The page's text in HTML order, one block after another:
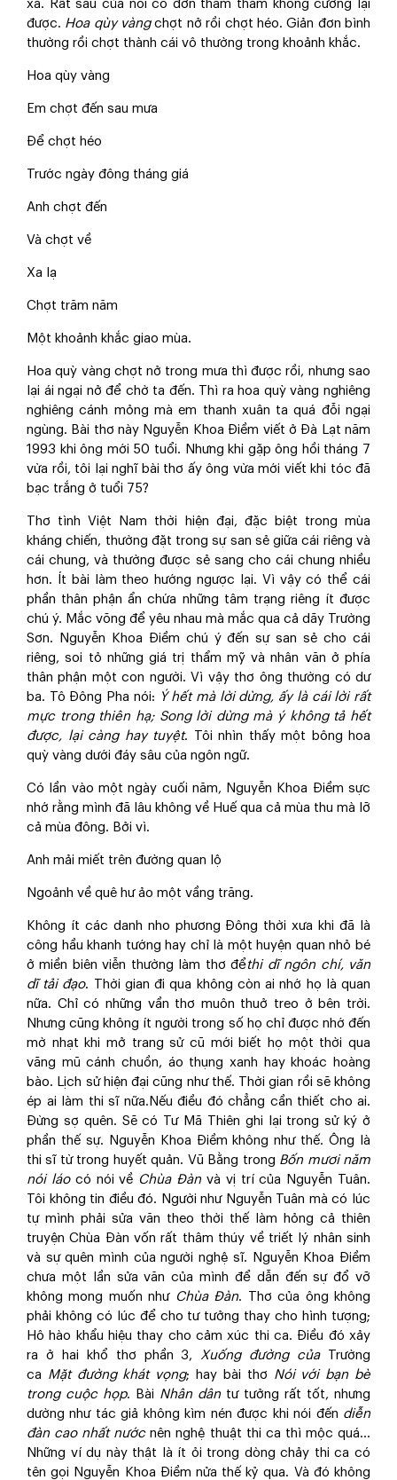
xa. Rất sâu của nỗi cô đơn thăm thẳm không cưỡng lại
được. Hoa qùy vàngchợt nở rồi chợt héo. Giản đơn bình
thường rồi chợt thành cái vô thường trong khoảnh khắc.
Hoa qùy vàng
Em chợt đến sau mưa
Để chợt héo
Trước ngày đông tháng giá
Anh chợt đến
Và chợt về
Xa lạ
Chợt trăm năm
Một khoảnh khắc giao mùa.
Hoa quỳ vàng chợt nở trong mưa thì được rồi, nhưng sao
lại ái ngại nở để chờ ta đến. Thì ra hoa quỳ vàng nghiêng
nghiêng cánh mỏng mà em thanh xuân ta quá đỗi ngại
ngùng. Bài thơ này Nguyễn Khoa Điềm viết ở Đà Lạt năm
1993 khi ông mới 50 tuổi. Nhưng khi gặp ông hồi tháng 7
vừa rồi, tôi lại nghĩ bài thơ ấy ông vừa mới viết khi tóc đã
bạc trắng ở tuổi 75?
Thơ tình Việt Nam thời hiện đại, đặc biệt trong mùa
kháng chiến, thường đặt trong sự san sẻ giữa cái riêng và
cái chung, và thường được sẻ sang cho cái chung nhiều
hơn. Ít bài làm theo hướng ngược lại. Vì vậy có thể cái
phần thân phận ẩn chứa những tâm trạng riêng ít được
chú ý. Mắc võng để yêu nhau mà mắc qua cả dãy Trường
Sơn. Nguyễn Khoa Điềm chú ý đến sự san sẻ cho cái
riêng, soi tỏ những giá trị thẩm mỹ và nhân văn ở phía
thân phận một con người. Vì vậy thơ ông thường có dư
ba. Tô Đông Pha nói: Ý hết mà lời dừng, ấy là cái lời rất
mực trong thiên hạ; Song lời dừng mà ý không tả hết
được, lại càng hay tuyệt. Tôi nhìn thấy một bông hoa
quỳ vàng dưới đáy sâu của ngôn ngữ.
Có lần vào một ngày cuối năm, Nguyễn Khoa Điềm sực
nhớ rằng mình đã lâu không về Huế qua cả mùa thu mà lỡ
cả mùa đông. Bởi vì.
Anh mải miết trên đường quan lộ
Ngoảnh về quê hư ảo một vầng trăng.
Không ít các danh nho phương Đông thời xưa khi đã là
công hầu khanh tướng hay chỉ là một huyện quan nhỏ bé
ở miền biên viễn thường làm thơ đểthi dĩ ngôn chí, văn
dĩ tải đạo. Thời gian đi qua không còn ai nhớ họ là quan
nữa. Chỉ có những vần thơ muôn thuở treo ở bên trời.
Nhưng cũng không ít người trong số họ chỉ được nhớ đến
mờ nhạt khi mở trang sử cũ mới biết họ một thời qua
vãng mũ cánh chuồn, áo thụng xanh hay khoác hoàng
bào. Lịch sử hiện đại cũng như thế. Thời gian rồi sẽ không
ép ai làm thi sĩ nữa.Nếu điều đó chẳng cần thiết cho ai.
Đừng sợ quên. Sẽ có Tư Mã Thiên ghi lại trong sử ký ở
phần thế sự. Nguyễn Khoa Điềm không như thế. Ông là
thi sĩ từ trong huyết quản. Vũ Bằng trong Bốn mươi năm
nói láocó nói về Chùa Đàn và vị trí của Nguyễn Tuân.
Tôi không tin điều đó. Người như Nguyễn Tuân mà có lúc
tự mình phải sửa văn theo thời thế làm hỏng cả thiên
truyện Chùa Đàn vốn rất thâm thúy về triết lý nhân sinh
và sự quên mình của người nghệ sĩ. Nguyễn Khoa Điềm
chưa một lần sửa văn của mình để dẫn đến sự đổ vỡ
không mong muốn như Chùa Đàn. Thơ của ông không
phải không có lúc để cho tư tưởng thay cho hình tượng;
Hô hào khẩu hiệu thay cho cảm xúc thi ca. Điều đó xảy
ra ở hai khổ thơ phần 3, Xuống đường của
Trường
ca Mặt đường khát vọng; hay bài thơ Nói với bạn bè
trong cuộc họp. Bài Nhân dân tư tưởng rất tốt, nhưng
dường như tác giả không kìm nén được khi nói đến diễn
đàn cao nhất nướcnên nghệ thuật thi ca thì mộc quá…
Những ví dụ này thật là ít ỏi trong dòng chảy thi ca có
tên gọi Nguyễn Khoa Điềm nửa thế kỷ qua. Và đó không